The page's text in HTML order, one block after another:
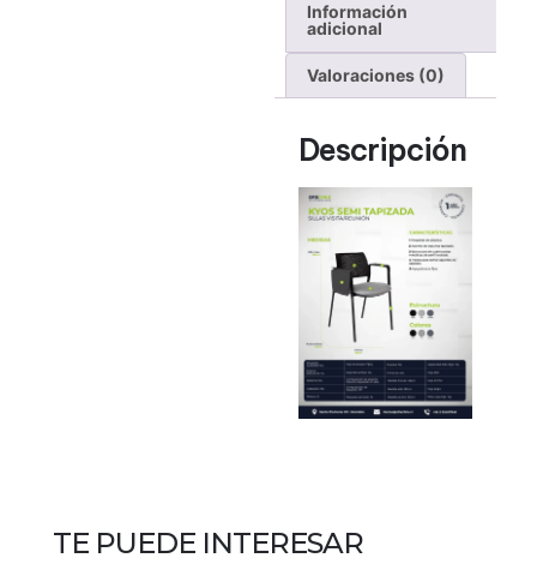
Información
adicional
Valoraciones (0)
Descripción
TE PUEDE INTERESAR